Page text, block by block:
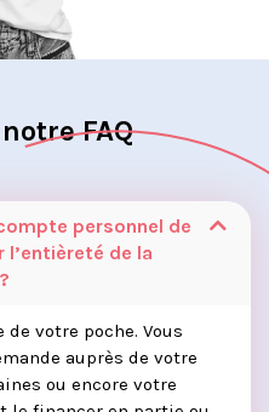
FAQ
personnel de
l’entièreté de la
votre poche. Vous
auprès de votre
ou encore votre